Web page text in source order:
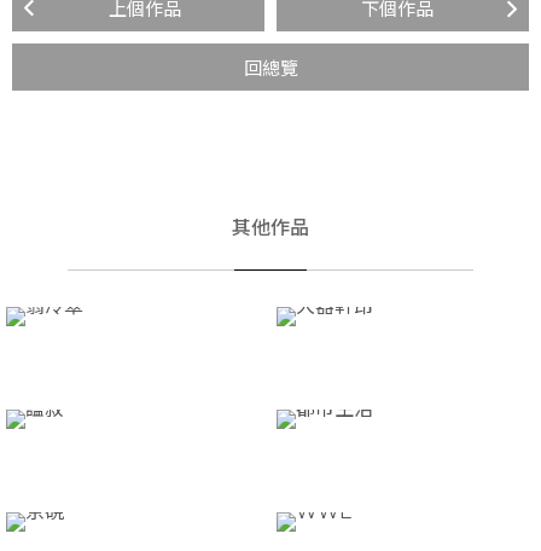
上個作品 下個作品
回總覽
其他作品